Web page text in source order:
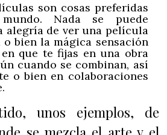
son cosas preferidas
Nada se puede
alegría de ver una película
bien la mágica sensación
que te fijas en una obra
cuando se combinan, así
o bien en colaboraciones
unos ejemplos, de